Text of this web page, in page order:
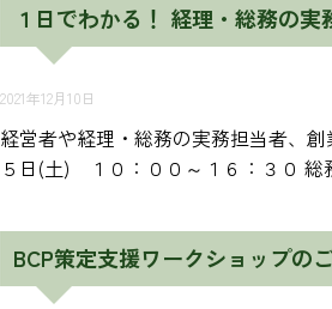
１日でわかる！ 経理・総務の実
2021年12月10日
経営者や経理・総務の実務担当者、
５日(土) １０：００～１６：３０
BCP策定支援ワークショップの